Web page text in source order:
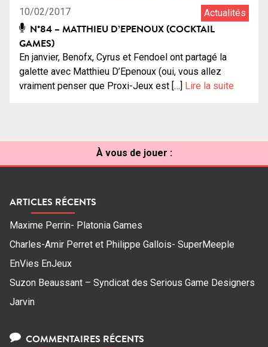
10/02/2017 Actualités
N°84 – MATTHIEU D’EPENOUX (COCKTAIL
GAMES)
En janvier, Benofx, Cyrus et Fendoel ont partagé la
galette avec Matthieu D’Epenoux (oui, vous allez
vraiment penser que Proxi-Jeux est […]
Lire la suite
À vous de jouer :
ARTICLES RÉCENTS
Maxime Perrin- Platonia Games
Charles-Amir Perret et Philippe Gallois- SuperMeeple
EnVies EnJeux
Suzon Beaussant – Syndicat des Serious Game Designers
Jarvin
COMMENTAIRES RÉCENTS